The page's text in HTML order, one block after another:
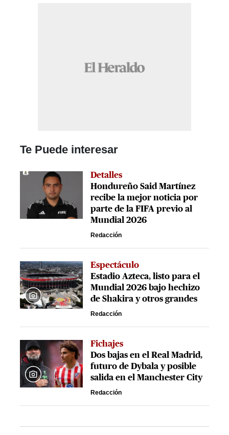
Te Puede interesar
Detalles
Hondureño Said Martínez
recibe la mejor noticia por
parte de la FIFA previo al
Mundial 2026
Redacción
Espectáculo
Estadio Azteca, listo para el
Mundial 2026 bajo hechizo
de Shakira y otros grandes
Redacción
Fichajes
Dos bajas en el Real Madrid,
futuro de Dybala y posible
salida en el Manchester City
Redacción